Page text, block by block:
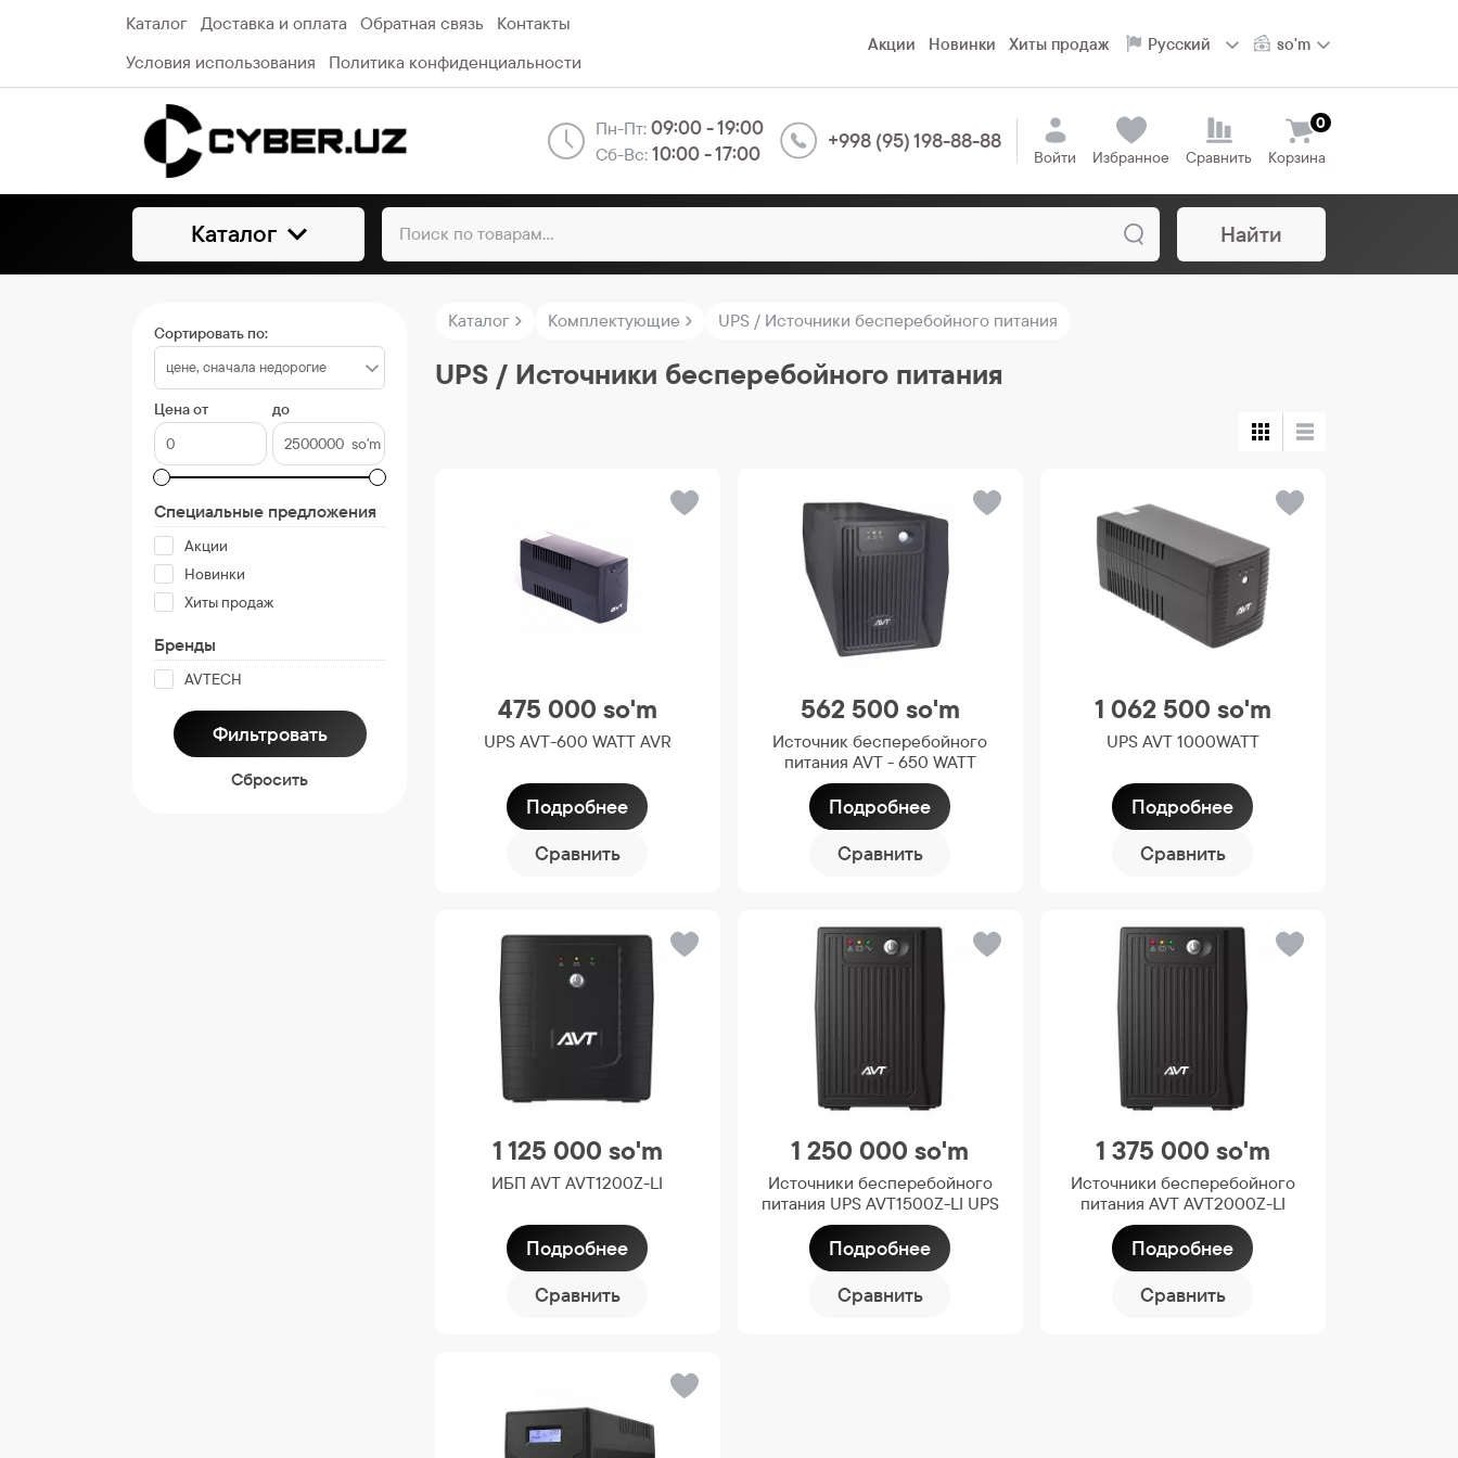
Каталог Доставка и оплата Обратная связь
Контакты
Условия использования
Политика конфиденциальности
Акции Новинки Хиты продаж
Пн-Пт:09:00 - 19:00
Сб-Вс:10:00 - 17:00
+998 (95) 198-88-88
Войти Избранное Сравнить Корзина
0
Каталог Найти
Сортировать по:
Цена от
до
so'm
Специальные предложения
Акции
Новинки
Хиты продаж
Бренды
AVTECH
Cбросить
Каталог Комплектующие UPS / Источники бесперебойного питания
UPS / Источники бесперебойного питания
475 000 so'm
UPS AVT-600 WATT AVR
Подробнее
Сравнить
562 500 so'm
Источник бесперебойного
питания AVT - 650 WATT
Подробнее
Сравнить
1 062 500 so'm
UPS AVT 1000WATT
Подробнее
Сравнить
1 125 000 so'm
ИБП AVT AVT1200Z-LI
Подробнее
Сравнить
1 250 000 so'm
Источники бесперебойного
питания UPS AVT1500Z-LI UPS
Подробнее
Сравнить
1 375 000 so'm
Источники бесперебойного
питания AVT AVT2000Z-LI
Подробнее
Сравнить